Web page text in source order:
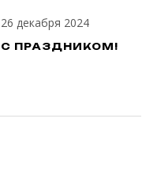
26 декабря 2024
С ПРАЗДНИКОМ!